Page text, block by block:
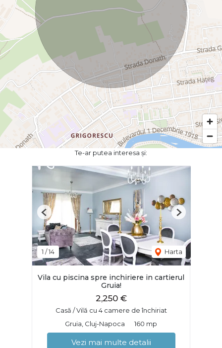
Te-ar putea interesa și:
1 /14 Harta
Previous Next
Vila cu piscina spre inchiriere in cartierul
Gruia!
2,250 €
Casă / Vilă cu 4 camere de închiriat
Gruia, Cluj-Napoca
160 mp
Vezi mai multe detalii